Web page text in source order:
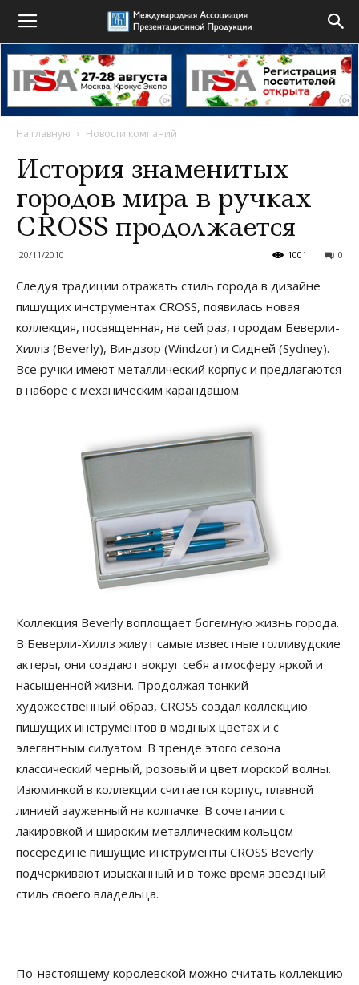
На главную Новости компаний
История знаменитых
городов мира в ручках
CROSS продолжается
20/11/2010 0
1001
Следуя традиции отражать стиль города в дизайне
пишущих инструментах CROSS, появилась новая
коллекция, посвященная, на сей раз, городам Беверли-
Хиллз (Beverly), Виндзор (Windzor) и Сидней (Sydney).
Все ручки имеют металлический корпус и предлагаются
в наборе с механическим карандашом.
Коллекция Beverly воплощает богемную жизнь города.
В Беверли-Хиллз живут самые известные голливудские
актеры, они создают вокруг себя атмосферу яркой и
насыщенной жизни. Продолжая тонкий
художественный образ, CROSS создал коллекцию
пишущих инструментов в модных цветах и с
элегантным силуэтом. В тренде этого сезона
классический черный, розовый и цвет морской волны.
Изюминкой в коллекции считается корпус, плавной
линией зауженный на колпачке. В сочетании с
лакировкой и широким металлическим кольцом
посередине пишущие инструменты CROSS Beverly
подчеркивают изысканный и в тоже время звездный
стиль своего владельца.
По-настоящему королевской можно считать коллекцию